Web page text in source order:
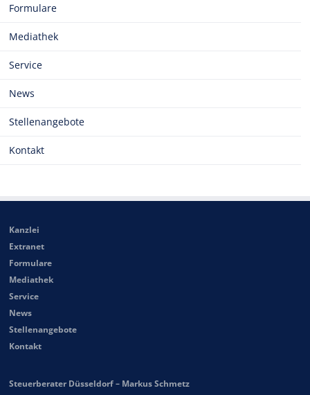
Formulare
Mediathek
Service
News
Stellenangebote
Kontakt
Kanzlei
Extranet
Formulare
Mediathek
Service
News
Stellenangebote
Kontakt
Steuerberater Düsseldorf – Markus Schmetz